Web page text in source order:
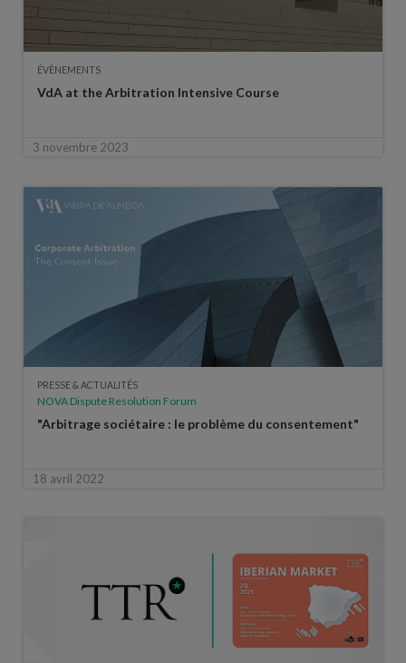
ÉVÈNEMENTS
VdA at the Arbitration Intensive Course
3 novembre 2023
PRESSE & ACTUALITÉS
NOVA Dispute Resolution Forum
"Arbitrage sociétaire : le problème du consentement"
18 avril 2022